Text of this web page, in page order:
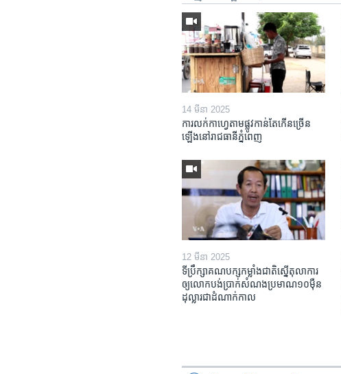
14 មីនា 2025
ការលក់​កាហ្វេ​តាម​ផ្លូវ​កាន់តែ​កើន​ច្រើន​
ឡើង​នៅ​រាជធានី​ភ្នំពេញ
12 មីនា 2025
ទីប្រឹក្សា​គណបក្ស​កម្លាំង​ជាតិ​ស្នើ​តុលាការ​
ឲ្យ​លោក​បង់ប្រាក់​សំណង​ប្រមាណ​១០​ម៉ឺន​
ដុល្លារ​ជា​ដំណាក់កាល